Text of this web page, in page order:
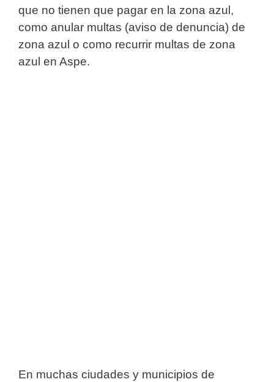
que no tienen que pagar en la zona azul,
como anular multas (aviso de denuncia) de
zona azul o como recurrir multas de zona
azul en Aspe.
En muchas ciudades y municipios de